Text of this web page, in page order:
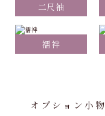
二尺袖
襦袢
オプション小物